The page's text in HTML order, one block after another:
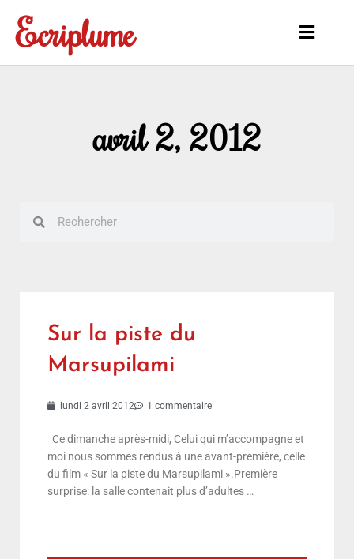
contenu
Ecriplume
Main
avril 2, 2012
Sur la piste du
Marsupilami
lundi 2 avril 2012 1 commentaire
Ce dimanche après-midi, Celui qui m’accompagne et
moi nous sommes rendus à une avant-première, celle
du film « Sur la piste du Marsupilami ».Première
surprise: la salle contenait plus d’adultes …